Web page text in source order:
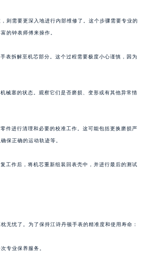
则需要更深入地进行内部维修了。这个步骤需要专业的
的钟表师傅来操作。
表拆解至机芯部分。这个过程需要极度小心谨慎，因为
械塞的状态。观察它们是否磨损、变形或有其他异常情
件进行清理和必要的校准工作。这可能包括更换磨损严
保正确的运动轨迹等。
工作后，将机芯重新组装回表壳中，并进行最后的测试
无忧了。为了保持江诗丹顿手表的精准度和使用寿命：
专业保养服务。